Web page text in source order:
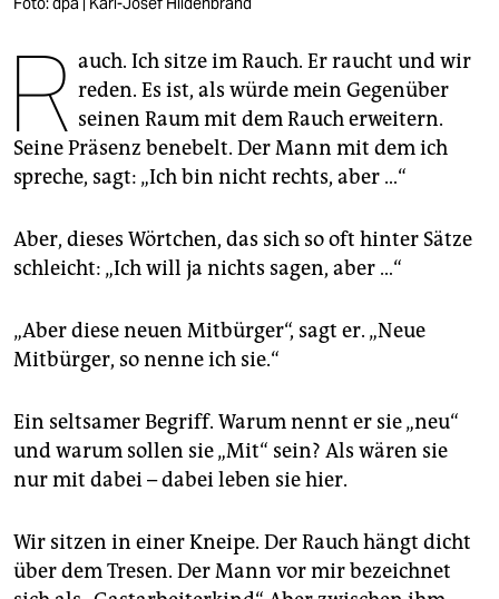
unterstützen
genossenschaft
epaper login
R auch. Ich sitze im Rauch. Er raucht und wir
reden. Es ist, als würde mein Gegenüber
seinen Raum mit dem Rauch erweitern.
Seine Präsenz benebelt. Der Mann mit dem ich
spreche, sagt: „Ich bin nicht rechts, aber …“
Aber, dieses Wörtchen, das sich so oft hinter Sätze
schleicht: „Ich will ja nichts sagen, aber …“
„Aber diese neuen Mitbürger“, sagt er. „Neue
Mitbürger, so nenne ich sie.“
Ein seltsamer Begriff. Warum nennt er sie „neu“
und warum sollen sie „Mit“ sein? Als wären sie
nur mit dabei – dabei leben sie hier.
Wir sitzen in einer Kneipe. Der Rauch hängt dicht
über dem Tresen. Der Mann vor mir bezeichnet